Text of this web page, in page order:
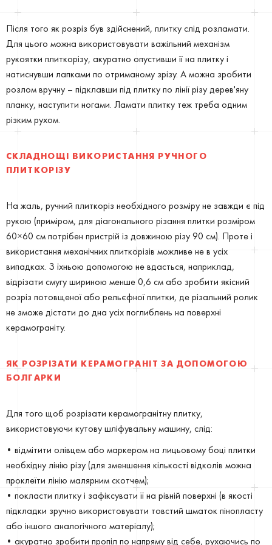
Після того як розріз був здійснений, плитку слід розламати.
Для цього можна використовувати важільний механізм
рукоятки плиткорізу, акуратно опустивши її на плитку і
натиснувши лапками по отриманому зрізу. А можна зробити
розлом вручну – підклавши під плитку по лінії різу дерев'яну
планку, наступити ногами. Ламати плитку теж треба одним
різким рухом.
СКЛАДНОЩІ ВИКОРИСТАННЯ РУЧНОГО
ПЛИТКОРІЗУ
На жаль, ручний плиткоріз необхідного розміру не завжди є під
рукою (приміром, для діагонального різання плитки розміром
60×60 см потрібен пристрій із довжиною різу 90 см). Проте і
використання механічних плиткорізів можливе не в усіх
випадках. З їхньою допомогою не вдасться, наприклад,
відрізати смугу шириною менше 0,6 см або зробити якісний
розріз потовщеної або рельєфної плитки, де різальний ролик
не зможе дістати до дна усіх поглиблень на поверхні
керамограніту.
ЯК РОЗРІЗАТИ КЕРАМОГРАНІТ ЗА ДОПОМОГОЮ
БОЛГАРКИ
Для того щоб розрізати керамогранітну плитку,
використовуючи кутову шліфувальну машину, слід:
• відмітити олівцем або маркером на лицьовому боці плитки
необхідну лінію різу (для зменшення кількості відколів можна
проклеїти лінію малярним скотчем);
• покласти плитку і зафіксувати її на рівній поверхні (в якості
підкладки зручно використовувати товстий шматок пінопласту
або іншого аналогічного матеріалу);
• акуратно зробити пропіл по напряму від себе, рухаючись по